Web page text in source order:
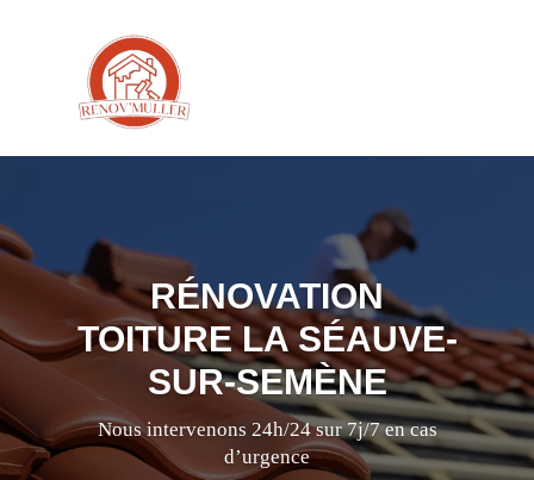
RÉNOVATION
TOITURE LA SÉAUVE-
SUR-SEMÈNE
Nous intervenons 24h/24 sur 7j/7 en cas
d’urgence